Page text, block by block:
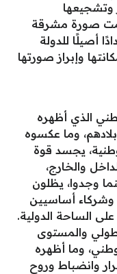
وتشجيعها
صورة مشرقة
أصيلًا للدولة
وإبراز صورتها
الذي أظهره
وما عكسوه
يجسد قوة
والخارج،
وجدوا، يظلون
وشركاء أساسيين
الساحة الدولية.
والمستوى
وما أظهره
وانضباط وروح